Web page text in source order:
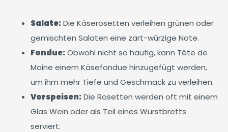
Salate:Die Käserosetten verleihen grünen oder
gemischten Salaten eine zart-würzige Note.
Fondue:Obwohl nicht so häufig, kann Tête de
Moine einem Käsefondue hinzugefügt werden,
um ihm mehr Tiefe und Geschmack zu verleihen.
Vorspeisen:Die Rosetten werden oft mit einem
Glas Wein oder als Teil eines Wurstbretts
serviert.